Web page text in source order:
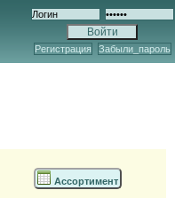
Регистрация Забыли_пароль
Ассортимент